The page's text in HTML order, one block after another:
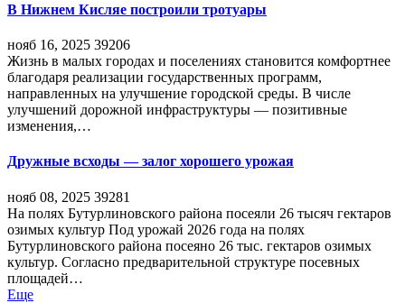
В Нижнем Кисляе построили тротуары
нояб 16, 2025 39206
Жизнь в малых городах и поселениях становится комфортнее
благодаря реализации государственных программ,
направленных на улучшение городской среды. В числе
улучшений дорожной инфраструктуры — позитивные
изменения,…
Дружные всходы — залог хорошего урожая
нояб 08, 2025 39281
На полях Бутурлиновского района посеяли 26 тысяч гектаров
озимых культур Под урожай 2026 года на полях
Бутурлиновского района посеяно 26 тыс. гектаров озимых
культур. Согласно предварительной структуре посевных
площадей…
Еще